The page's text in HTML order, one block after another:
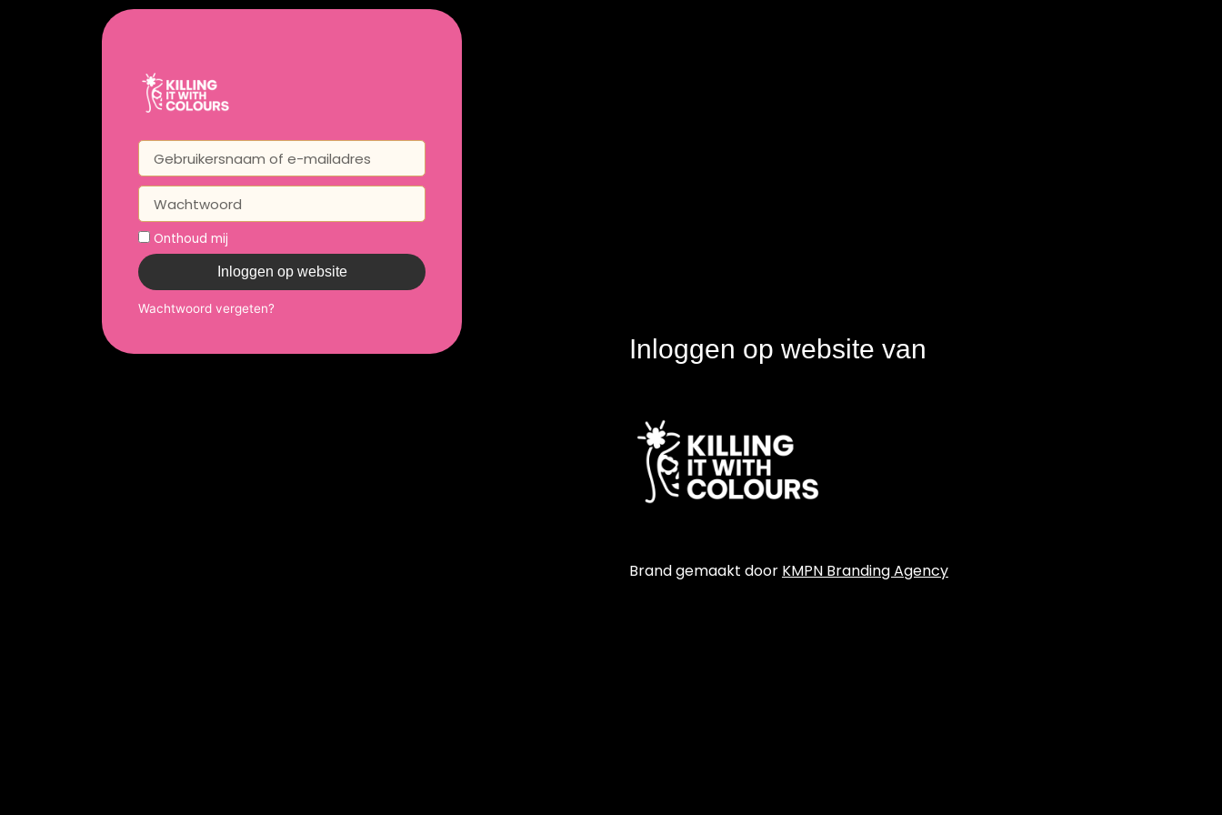
Onthoud mij
Inloggen op website
Wachtwoord vergeten?
Inloggen op website van
Brand gemaakt door KMPN Branding Agency